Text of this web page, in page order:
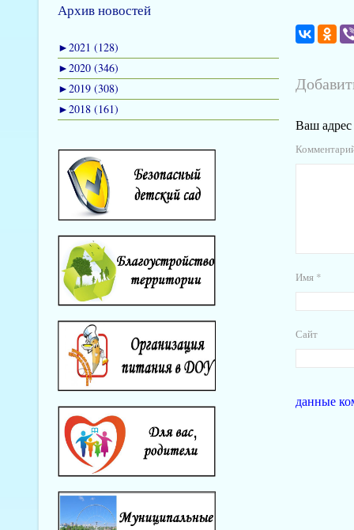
Архив новостей
►2021 (128)
►2020 (346)
►2019 (308)
►2018 (161)
Ваш адрес
Имя *
Сайт
данные